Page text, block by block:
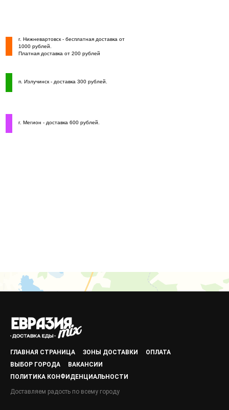
г. Мегион - доставка 600 рублей.
п. Излучинск - доставка 300 рублей.
г. Нижневартовск - бесплатная доставка от
1000 рублей.
Платная доставка от 200 рублей
ГЛАВНАЯ СТРАНИЦА ЗОНЫ ДОСТАВКИ
ОПЛАТА
ВЫБОР ГОРОДА
ВАКАНСИИ
ПОЛИТИКА КОНФИДЕНЦИАЛЬНОСТИ
Доставляем радость по всему городу